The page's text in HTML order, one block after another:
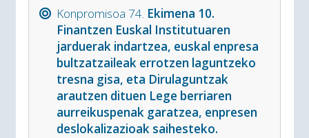
Konpromisoa 74. Ekimena 10.
Finantzen Euskal Institutuaren
jarduerak indartzea, euskal enpresa
bultzatzaileak errotzen laguntzeko
tresna gisa, eta Dirulaguntzak
arautzen dituen Lege berriaren
aurreikuspenak garatzea, enpresen
deslokalizazioak saihesteko.